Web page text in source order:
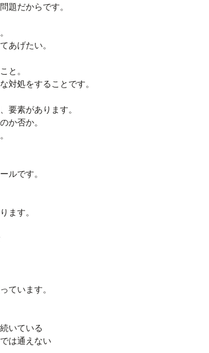
題だからです。
あげたい。
と。
対処をすることです。
要素があります。
か否か。
ルです。
ます。
ています。
いている
は通えない